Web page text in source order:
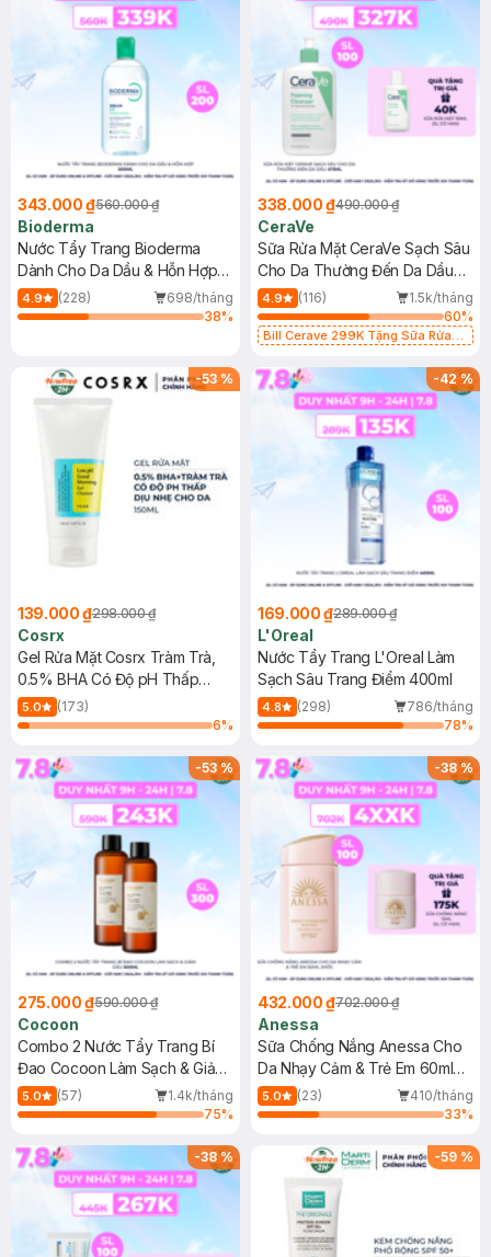
343.000 ₫560.000 ₫
Bioderma
Nước Tẩy Trang Bioderma
Dành Cho Da Dầu & Hỗn Hợp
500ml
4.9 (228)
698/tháng
38%
338.000 ₫490.000 ₫
CeraVe
Sữa Rửa Mặt CeraVe Sạch Sâu
Cho Da Thường Đến Da Dầu
473ml
4.9 (116)
1.5k/tháng
60%
Bill Cerave 299K Tặng Sữa Rửa
-53 %
139.000 ₫298.000 ₫
Cosrx
Gel Rửa Mặt Cosrx Tràm Trà,
0.5% BHA Có Độ pH Thấp
150ml
5.0
(173)
6%
-42%
169.000 ₫289.000 ₫
L'Oreal
Nước Tẩy Trang L'Oreal Làm
Sạch Sâu Trang Điểm 400ml
4.8 (298)
786/tháng
78%
-53%
275.000 ₫590.000 ₫
Cocoon
Combo 2 Nước Tẩy Trang Bí
Đao Cocoon Làm Sạch & Giảm
Dầu 500ml
5.0 (57)
1.4k/tháng
75%
-38%
432.000 ₫702.000 ₫
Anessa
Sữa Chống Nắng Anessa Cho
Da Nhạy Cảm & Trẻ Em 60ml
(Mới)
5.0 (23)
410/tháng
33%
-38% -59 %